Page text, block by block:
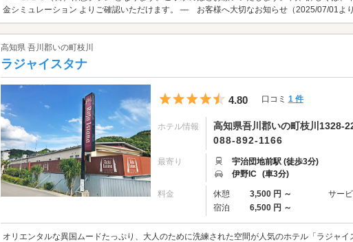
金シミュレーション よりご確認いただけます。 ― お客様へ大切なお知らせ（2025/07/01よ
高知県 吾川郡いの町枝川
ラジャイスタナ
5つ星のうち4.5
4.80 口コミ 1 件
ホテル情報
高知県吾川郡いの町枝川1328-
088-892-1166
最寄り
宇治団地前駅 (徒歩3分)
伊野IC (車3分)
料金 休憩 3,500 円 ～ サー
宿泊
6,500 円 ～
オリエンタルな異国ムードたっぷり、大人のために洗練された空間が人気のホテル「ラジャ